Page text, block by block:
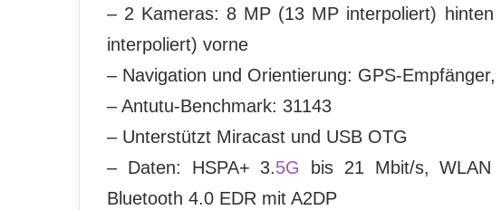
– 2 Kameras: 8 MP (13 MP interpoliert)
interpoliert) vorne
– Navigation und Orientierung: GPS-
– Antutu-Benchmark: 31143
– Unterstützt Miracast und USB OTG
– Daten: HSPA+ 3.5G
bis 21 Mbit/s, WLAN
Bluetooth 4.0 EDR mit A2DP